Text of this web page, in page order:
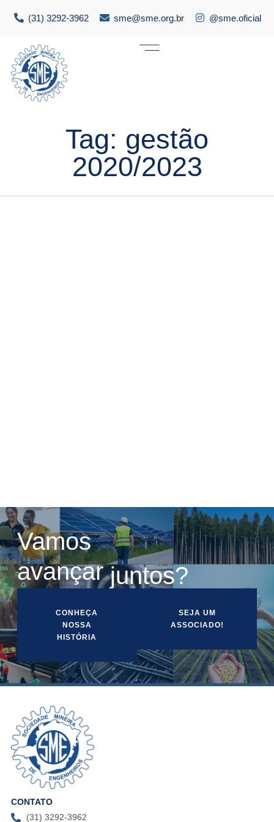
(31) 3292-3962 sme@sme.org.br @sme.oficial
Tag: gestão
2020/2023
Vamos
avançar juntos?
CONHEÇA
NOSSA
HISTÓRIA
SEJA UM
ASSOCIADO!
CONTATO
(31) 3292-3962